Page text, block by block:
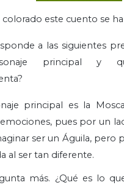
este cuento se
a las siguientes
principal y
principal es la
pues por un
ser un Águila, pero
al ser tan diferente.
más. ¿Qué es lo